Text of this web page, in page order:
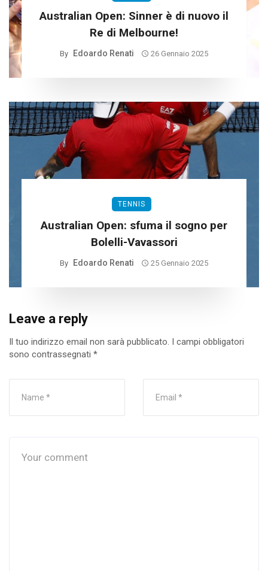
Australian Open: Sinner è di nuovo il
Re di Melbourne!
By Edoardo Renati 26 Gennaio 2025
TENNIS
Australian Open: sfuma il sogno per
Bolelli-Vavassori
By Edoardo Renati 25 Gennaio 2025
Leave a reply
Il tuo indirizzo email non sarà pubblicato.
I campi obbligatori
sono contrassegnati *